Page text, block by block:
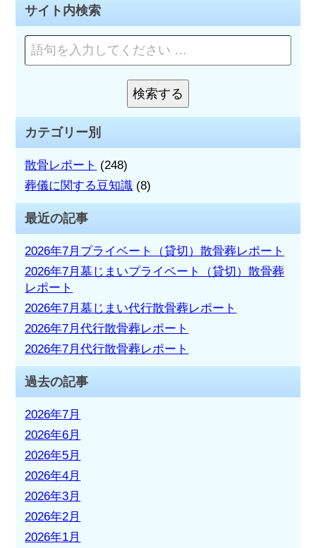
ビ
ゲ
ー
ョ
ン
サイト内検索
ペ
ー
索:
検索する
検
カテゴリー別
散骨レポート (248)
葬儀に関する豆知識 (8)
最近の記事
2026年7月プライベート（貸切）散骨葬レポート
2026年7月墓じまいプライベート（貸切）散骨葬
レポート
2026年7月墓じまい代行散骨葬レポート
2026年7月代行散骨葬レポート
2026年7月代行散骨葬レポート
過去の記事
2026年7月
2026年6月
2026年5月
2026年4月
2026年3月
2026年2月
2026年1月